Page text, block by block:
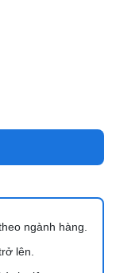
ngành hàng.
lên.